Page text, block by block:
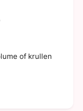
of krullen